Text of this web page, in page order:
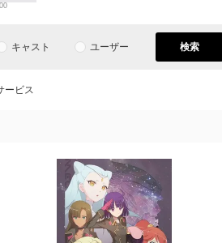
キャスト ユーザー 検索
ービス